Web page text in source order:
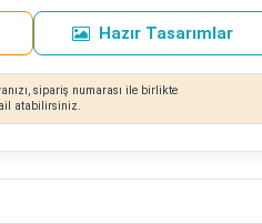
Hazır Tasarımlar
sipariş numarası ile birlikte
atabilirsiniz.